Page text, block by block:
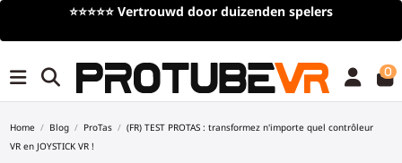
⭐⭐⭐⭐⭐ Vertrouwd door duizenden spelers
0
Home Blog ProTas
(FR) TEST PROTAS : transformez n'importe quel contrôleur
VR en JOYSTICK VR !